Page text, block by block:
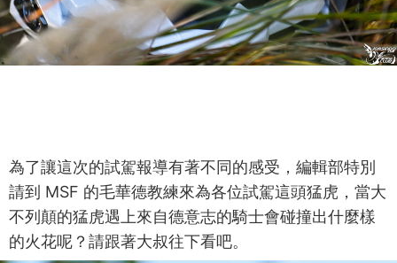
為了讓這次的試駕報導有著不同的感受，編輯部特別
請到 MSF 的毛華德教練來為各位試駕這頭猛虎，當大
不列顛的猛虎遇上來自德意志的騎士會碰撞出什麼樣
的火花呢？請跟著大叔往下看吧。